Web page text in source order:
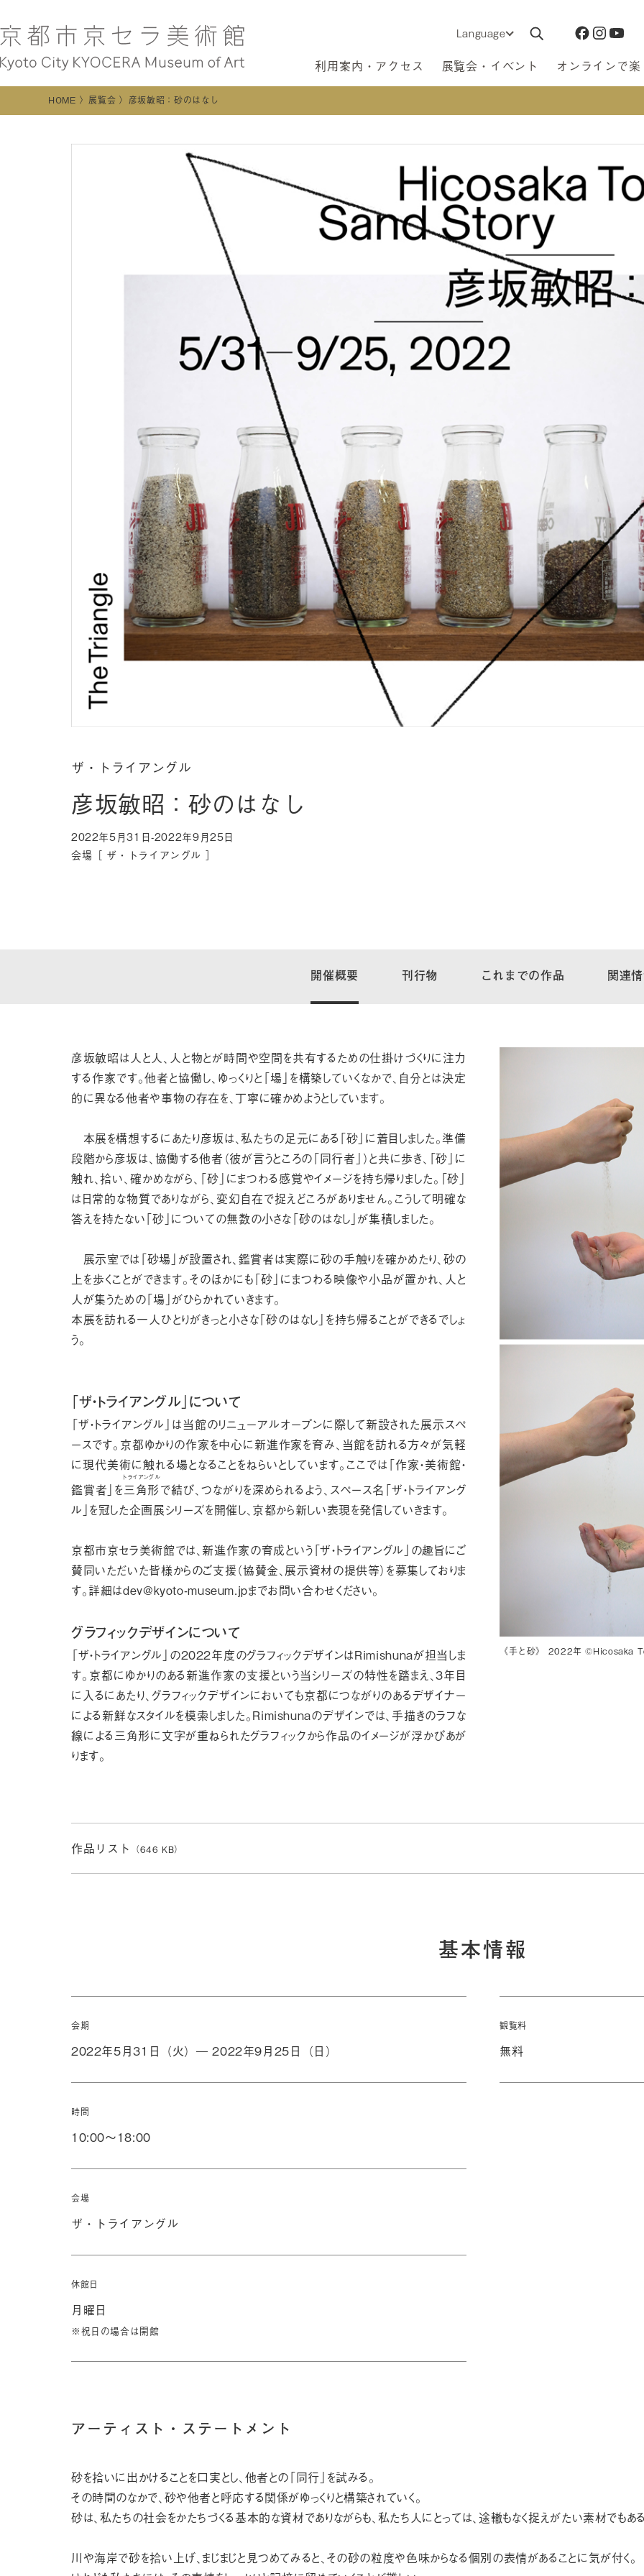
Language
利用案内・アクセス 展覧会・イベント オンラインで
HOME 展覧会 彦坂敏昭：砂のはなし
ザ・トライアングル
彦坂敏昭：砂のはなし
2022年5月31日-2022年9月25日
会場［ ザ・トライアングル ］
開催概要 刊行物 これまでの作品 関連
彦坂敏昭は人と人、人と物とが時間や空間を共有するための仕掛けづくりに注力
する作家です。他者と協働し、ゆっくりと「場」を構築していくなかで、自分とは決定
的に異なる他者や事物の存在を、丁寧に確かめようとしています。
本展を構想するにあたり彦坂は、私たちの足元にある「砂」に着目しました。準備
段階から彦坂は、協働する他者（彼が言うところの「同行者」）と共に歩き、「砂」に
触れ、拾い、確かめながら、「砂」にまつわる感覚やイメージを持ち帰りました。「砂」
は日常的な物質でありながら、変幻自在で捉えどころがありません。こうして明確な
答えを持たない「砂」についての無数の小さな「砂のはなし」が集積しました。
展示室では「砂場」が設置され、鑑賞者は実際に砂の手触りを確かめたり、砂の
上を歩くことができます。そのほかにも「砂」にまつわる映像や小品が置かれ、人と
人が集うための「場」がひらかれていきます。
本展を訪れる一人ひとりがきっと小さな「砂のはなし」を持ち帰ることができるでしょ
う。
「ザ・トライアングル」について
「ザ・トライアングル」は当館のリニューアルオープンに際して新設された展示スペ
ースです。京都ゆかりの作家を中心に新進作家を育み、当館を訪れる方々が気軽
に現代美術に触れる場となることをねらいとしています。ここでは「作家・美術館・
鑑賞者」を三角形
トライアングル
で結び、つながりを深められるよう、スペース名「ザ・トライアング
ル」を冠した企画展シリーズを開催し、京都から新しい表現を発信していきます。
京都市京セラ美術館では、新進作家の育成という「ザ・トライアングル」の趣旨にご
賛同いただいた皆様からのご支援（協賛金、展示資材の提供等）を募集しておりま
す。詳細はdev@kyoto-museum.jpまでお問い合わせください。
グラフィックデザインについて
「ザ・トライアングル」の2022年度のグラフィックデザインはRimishunaが担当しま
す。京都にゆかりのある新進作家の支援という当シリーズの特性を踏まえ、3年目
に入るにあたり、グラフィックデザインにおいても京都につながりのあるデザイナー
による新鮮なスタイルを模索しました。Rimishunaのデザインでは、手描きのラフな
線による三角形に文字が重ねられたグラフィックから作品のイメージが浮かびあが
ります。
《手と砂》 2022年 ©︎Hicosaka
作品リスト （646 KB）
基本情報
会期
2022年5月31日（火）― 2022年9月25日（日）
時間
10:00〜18:00
会場
ザ・トライアングル
休館日
月曜日
※祝日の場合は開館
観覧料
無料
アーティスト・ステートメント
砂を拾いに出かけることを口実とし、他者との「同行」を試みる。
その時間のなかで、砂や他者と呼応する関係がゆっくりと構築されていく。
砂は、私たちの社会をかたちづくる基本的な資材でありながらも、私たち人にとっては、途轍もなく捉えがたい素材でもあ
川や海岸で砂を拾い上げ、まじまじと見つめてみると、その砂の粒度や色味からなる個別の表情があることに気が付く。